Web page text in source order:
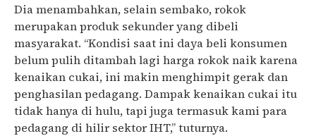
Dia menambahkan, selain sembako, rokok
merupakan produk sekunder yang dibeli
masyarakat. “Kondisi saat ini daya beli konsumen
belum pulih ditambah lagi harga rokok naik karena
kenaikan cukai, ini makin menghimpit gerak dan
penghasilan pedagang. Dampak kenaikan cukai itu
tidak hanya di hulu, tapi juga termasuk kami para
pedagang di hilir sektor IHT,” tuturnya.